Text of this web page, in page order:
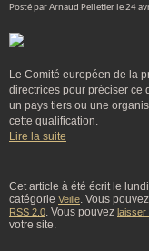
Posté par Arnaud Pelletier le 24
Le Comité européen de la
directrices pour préciser ce
un pays tiers ou une
cette qualification.
Lire la suite
Cet article à été écrit le
catégorie Veille. Vous
RSS 2.0. Vous pouvez laisser
votre site.